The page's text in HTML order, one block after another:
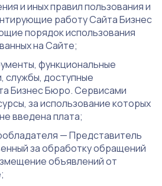
и иных правил пользования и
работу Сайта Бизнес
порядок использования
на Сайте;
функциональные
службы, доступные
Бизнес Бюро. Сервисами
за использование которых
введена плата;
— Представитель
за обработку обращений
объявлений от